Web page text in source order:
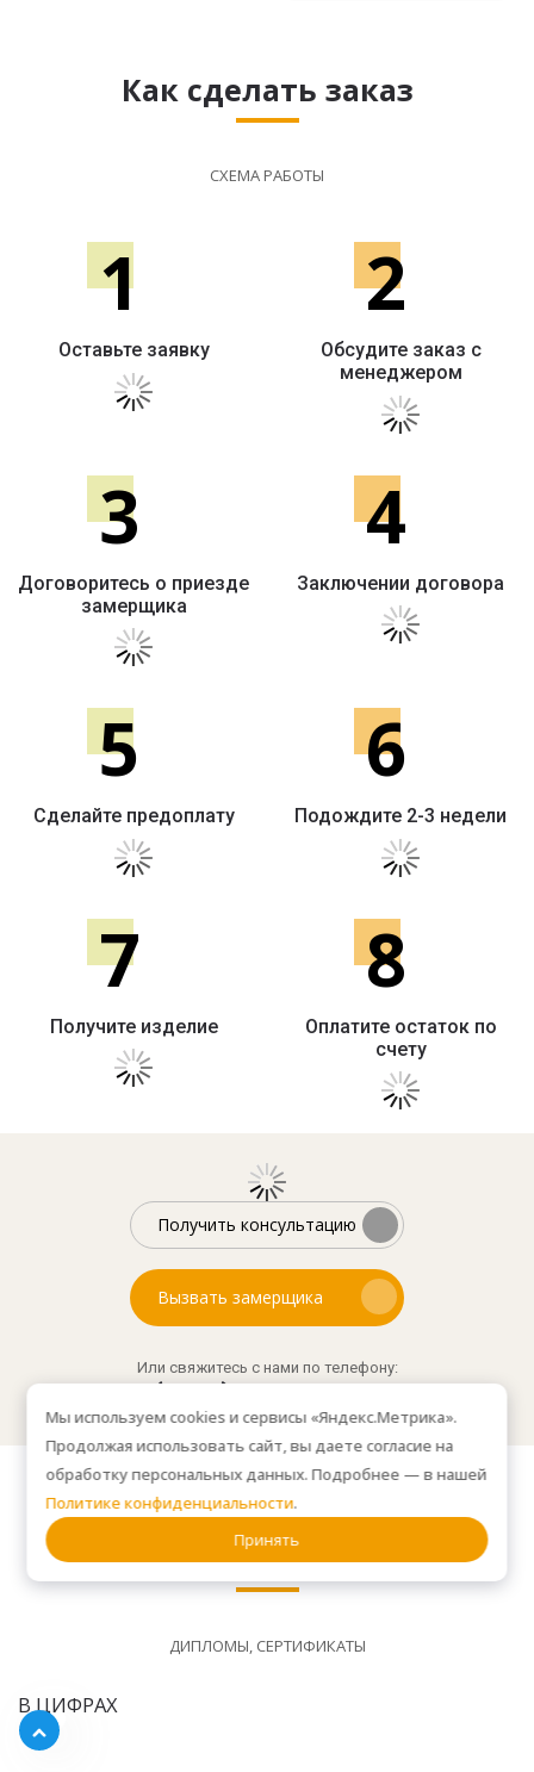
Как сделать заказ
СХЕМА РАБОТЫ
1
Оставьте заявку
2
Обсудите заказ с
менеджером
3
Договоритесь о приезде
замерщика
4
Заключении договора
5
Сделайте предоплату
6
Подождите 2-3 недели
7
Получите изделие
8
Оплатите остаток по
счету
Получить консультацию
Вызвать замерщика
Или свяжитесь с нами по телефону:
8(499) 450-69-33
Наши достижения
ДИПЛОМЫ, СЕРТИФИКАТЫ
В ЦИФРАХ
Мы используем cookies и сервисы «Яндекс.Метрика».
Продолжая использовать сайт, вы даете согласие на
обработку персональных данных. Подробнее — в нашей
Политике конфиденциальности.
Принять